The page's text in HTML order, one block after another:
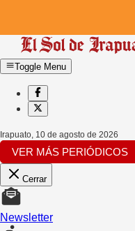
Toggle Menu
Irapuato, 10 de agosto de 2026
VER MÁS PERIÓDICOS
Cerrar
Newsletter